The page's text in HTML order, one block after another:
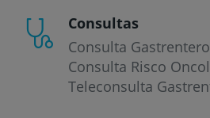
Consultas
Consulta
Consulta Risco
Teleconsulta